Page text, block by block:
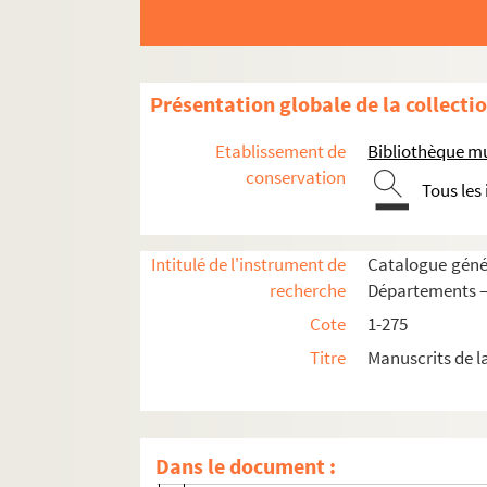
Présentation globale de la
Etablissement de
conservation
Bibliothèque
Tous
Intitulé de l'instrument de
recherche
Catalogue
Départements
Cote
1-275
Titre
Manuscrits de
Dans le document :
115. Recueil d'extraits des ouvrages de
117. [Titre absent ou non renseigné]
118. S. Grégoire le Grand. Dialogorum
119. « Prefatio Amantii Origenis,
120. OEuvres diverses d'Hugues de
121. [Titre absent ou non renseigné]
122. Recueil d'ouvrages de théologie
Fol. 1. « Publica Theophili penitencia,
Fol. 6. Fulbert, évêque de Chartres. «
Fol. 8 vo. « Sermo beati Hieronimi de